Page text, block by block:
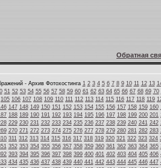
Обратная
- Архив Фотохостинга 1 2 3 4 5 6 7 8 9 10 11 12 13
51 52 53 54 55 56 57 58 59 60 61 62 63 64 65 66 67 68 69 70
105 106 107 108 109 110 111 112 113 114 115 116 117 118 119
147 148 149 150 151 152 153 154 155 156 157 158 159 160
188 189 190 191 192 193 194 195 196 197 198 199 200 201
229 230 231 232 233 234 235 236 237 238 239 240 241 242
270 271 272 273 274 275 276 277 278 279 280 281 282 283
311 312 313 314 315 316 317 318 319 320 321 322 323 324
352 353 354 355 356 357 358 359 360 361 362 363 364 365
393 394 395 396 397 398 399 400 401 402 403 404 405 406
434 435 436 437 438 439 440 441 442 443 444 445 446 447